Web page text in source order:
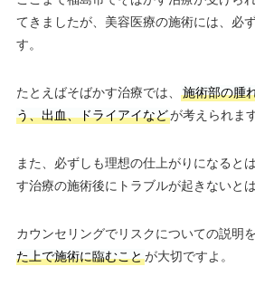
てきましたが、美容医療の施術には、必
す。
たとえばそばかす治療では、
施術部の腫
う、出血、ドライアイなどが考えられます
また、必ずしも理想の仕上がりになると
す治療の施術後にトラブルが起きないと
カウンセリングでリスクについての説明
た上で施術に臨むことが大切ですよ。